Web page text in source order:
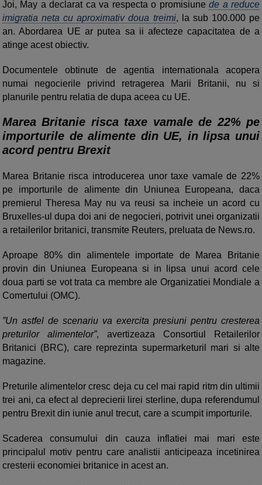
Joi, May a declarat ca va respecta o promisiunede a reduce
imigratia neta cu aproximativ doua treimi, la sub 100.000 pe
an. Abordarea UE ar putea sa ii afecteze capacitatea de a
atinge acest obiectiv.
Documentele obtinute de agentia internationala acopera
numai negocierile privind retragerea Marii Britanii, nu si
planurile pentru relatia de dupa aceea cu UE.
Marea Britanie risca taxe vamale de 22% pe
importurile de alimente din UE, in lipsa unui
acord pentru Brexit
Marea Britanie risca introducerea unor taxe vamale de 22%
pe importurile de alimente din Uniunea Europeana, daca
premierul Theresa May nu va reusi sa incheie un acord cu
Bruxelles-ul dupa doi ani de negocieri, potrivit unei organizatii
a retailerilor britanici, transmite Reuters, preluata de News.ro.
Aproape 80% din alimentele importate de Marea Britanie
provin din Uniunea Europeana si in lipsa unui acord cele
doua parti se vot trata ca membre ale Organizatiei Mondiale a
Comertului (OMC).
”Un astfel de scenariu va exercita presiuni pentru cresterea
preturilor alimentelor”, avertizeaza Consortiul Retailerilor
Britanici (BRC), care reprezinta supermarketuril mari si alte
magazine.
Preturile alimentelor cresc deja cu cel mai rapid ritm din ultimii
trei ani, ca efect al deprecierii lirei sterline, dupa referendumul
pentru Brexit din iunie anul trecut, care a scumpit importurile.
Scaderea consumului din cauza inflatiei mai mari este
principalul motiv pentru care analistii anticipeaza incetinirea
cresterii economiei britanice in acest an.